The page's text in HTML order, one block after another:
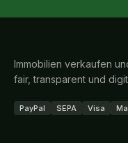
Immobilien verkaufen
fair, transparent und
PayPal SEPA Visa